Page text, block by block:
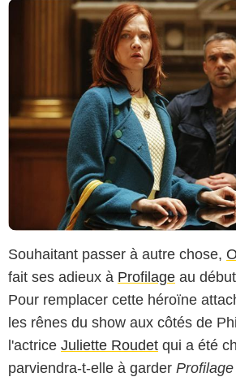
Souhaitant passer à autre chose,
fait ses adieux à Profilage au
Pour remplacer cette héroïne
les rênes du show aux côtés de
l'actrice Juliette Roudet qui a été
parviendra-t-elle à garder Profilage